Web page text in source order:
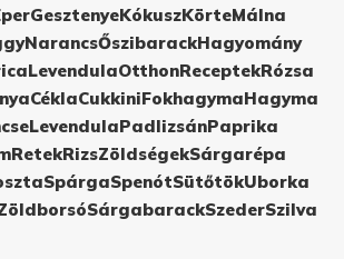
GesztenyeKókuszKörteMálna
NarancsŐszibarackHagyomány
LevendulaOtthonReceptekRózsa
CéklaCukkiniFokhagymaHagyma
LevendulaPadlizsánPaprika
RetekRizsZöldségekSárgarépa
SpárgaSpenótSütőtökUborka
SárgabarackSzederSzilva